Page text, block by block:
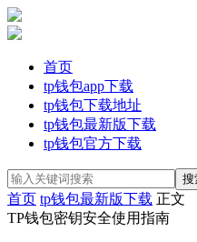
首页
tp钱包app下载
tp钱包下载地址
tp钱包最新版下载
tp钱包官方下载
首页 tp钱包最新版下载 正文
TP钱包密钥安全使用指南